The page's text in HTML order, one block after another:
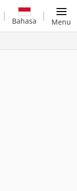
Bahasa Menu